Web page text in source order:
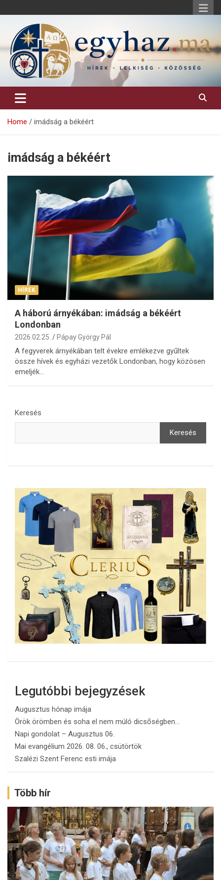
to
egyhaz.ma
Keresztény hírek, elemzések, építő jellegű kritikai írások.
Home imádság a békéért
imádság a békéért
HÍREK
A háború árnyékában: imádság a békéért
Londonban
2026.02.25. Pápay György Pál
A fegyverek árnyékában telt évekre emlékezve gyűltek
össze hívek és egyházi vezetők Londonban, hogy közösen
emeljék…
Keresés
Keresés
Legutóbbi bejegyzések
Augusztus hónap imája
Örök örömben és soha el nem múló dicsőségben…
Napi gondolat – Augusztus 06.
Mai evangélium 2026. 08. 06., csütörtök
Szalézi Szent Ferenc esti imája
Több hír